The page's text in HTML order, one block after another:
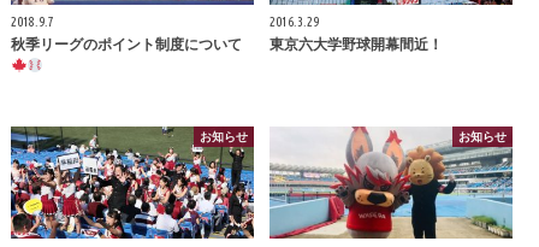
2018.9.7
秋季リーグのポイント制度について
2016.3.29
東京六大学野球開幕間近！
お知らせ お知らせ